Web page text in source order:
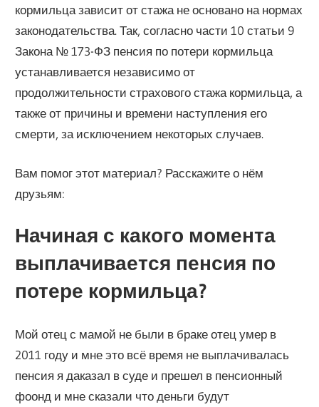
кормильца зависит от стажа не основано на нормах
законодательства. Так, согласно части 10 статьи 9
Закона № 173-ФЗ пенсия по потери кормильца
устанавливается независимо от
продолжительности страхового стажа кормильца, а
также от причины и времени наступления его
смерти, за исключением некоторых случаев.
Вам помог этот материал? Расскажите о нём
друзьям:
Начиная с какого момента
выплачивается пенсия по
потере кормильца?
Мой отец с мамой не были в браке отец умер в
2011 году и мне это всё время не выплачивалась
пенсия я даказал в суде и прешел в пенсионный
фоонд и мне сказали что деньги будут